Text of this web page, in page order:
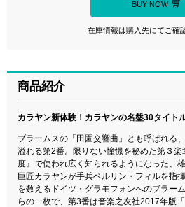
BUY NOW
在庫情報は購入先にてご確
商品紹介
カラヤン新体験！カラヤンの名盤30タイト
ブラームスの「田園交響曲」とも呼ばれる
溢れる第2番。限りない憧憬を秘めた第３
度』で使われ広く知られるようになった、
巨匠カラヤンが手兵ベルリン・フィルを指
を数えるドイツ・グラモフォンへのブラー
らの一枚で、第3番は音楽之友社2017年版